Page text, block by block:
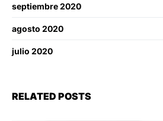
septiembre 2020
agosto 2020
julio 2020
RELATED POSTS